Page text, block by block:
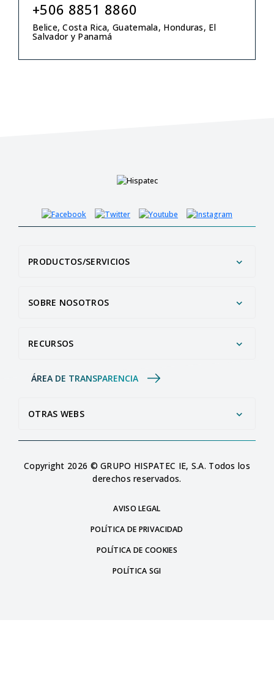
+506 8851 8860
Belice, Costa Rica, Guatemala, Honduras, El
Salvador y Panamá
PRODUCTOS/SERVICIOS
SOBRE NOSOTROS
RECURSOS
ÁREA DE TRANSPARENCIA
OTRAS WEBS
Copyright 2026 © GRUPO HISPATEC IE, S.A. Todos los
derechos reservados.
AVISO LEGAL
POLÍTICA DE PRIVACIDAD
POLÍTICA DE COOKIES
POLÍTICA SGI